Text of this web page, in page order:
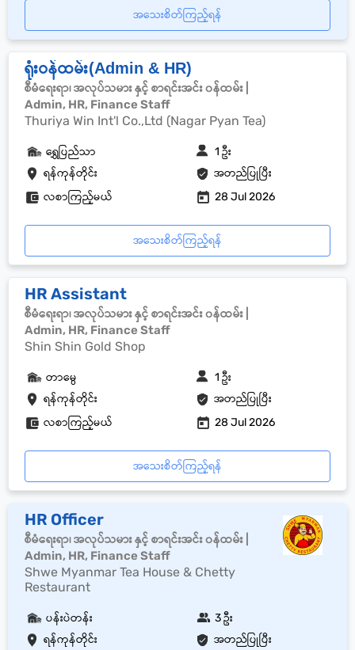
အသေးစိတ်ကြည့်ရန်
ရုံးဝန်ထမ်း(Admin & HR)
စီမံရေးရာ၊ အလုပ်သမား နှင့် စာရင်းအင်း ၀န်ထမ်း |
Admin, HR, Finance Staff
Thuriya Win Int'l Co.,Ltd (Nagar Pyan Tea)
ရန်ကုန်တိုင်း အတည်ပြုပြီး
ရွှေပြည်သာ 1 ဦး
လစာကြည့်မယ် 28 Jul 2026
အသေးစိတ်ကြည့်ရန်
HR Assistant
စီမံရေးရာ၊ အလုပ်သမား နှင့် စာရင်းအင်း ၀န်ထမ်း |
Admin, HR, Finance Staff
Shin Shin Gold Shop
ရန်ကုန်တိုင်း အတည်ပြုပြီး
တာမွေ 1 ဦး
လစာကြည့်မယ် 28 Jul 2026
အသေးစိတ်ကြည့်ရန်
HR Officer
စီမံရေးရာ၊ အလုပ်သမား နှင့် စာရင်းအင်း ၀န်ထမ်း |
Admin, HR, Finance Staff
Shwe Myanmar Tea House & Chetty
Restaurant
ရန်ကုန်တိုင်း အတည်ပြုပြီး
ပန်းပဲတန်း 3 ဦး